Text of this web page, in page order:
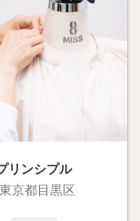
リンシプル
東京都目黒区